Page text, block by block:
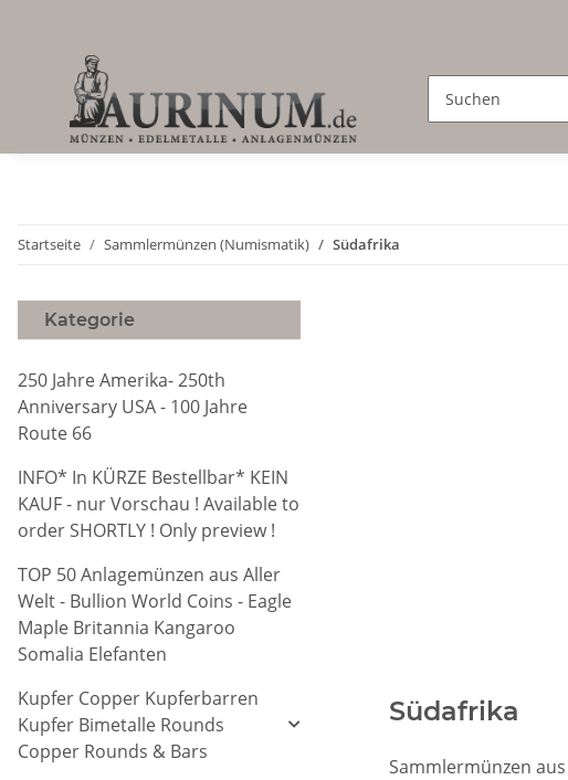
Startseite Sammlermünzen (Numismatik) Südafrika
Südafrika
Sammlermünzen
Kategorie
250 Jahre Amerika- 250th
Anniversary USA - 100 Jahre
Route 66
INFO* In KÜRZE Bestellbar* KEIN
KAUF - nur Vorschau ! Available to
order SHORTLY ! Only preview !
TOP 50 Anlagemünzen aus Aller
Welt - Bullion World Coins - Eagle
Maple Britannia Kangaroo
Somalia Elefanten
Kupfer Copper Kupferbarren
Kupfer Bimetalle Rounds
Copper Rounds & Bars